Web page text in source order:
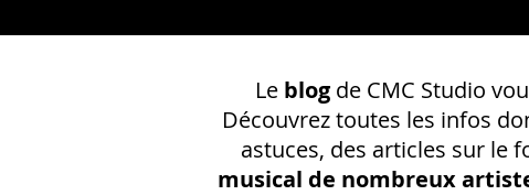
Le blog de CMC Studio
Découvrez toutes les infos
astuces, des articles sur le
musical de nombreux